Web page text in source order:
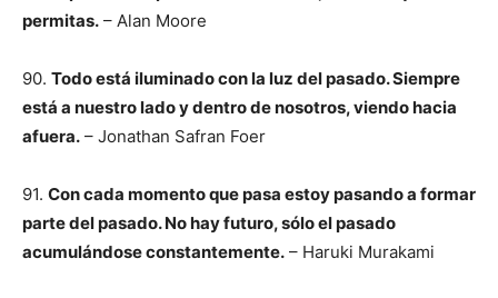
permitas. – Alan Moore
90. Todo está iluminado con la luz del pasado. Siempre
está a nuestro lado y dentro de nosotros, viendo hacia
afuera. – Jonathan Safran Foer
91. Con cada momento que pasa estoy pasando a formar
parte del pasado. No hay futuro, sólo el pasado
acumulándose constantemente. – Haruki Murakami